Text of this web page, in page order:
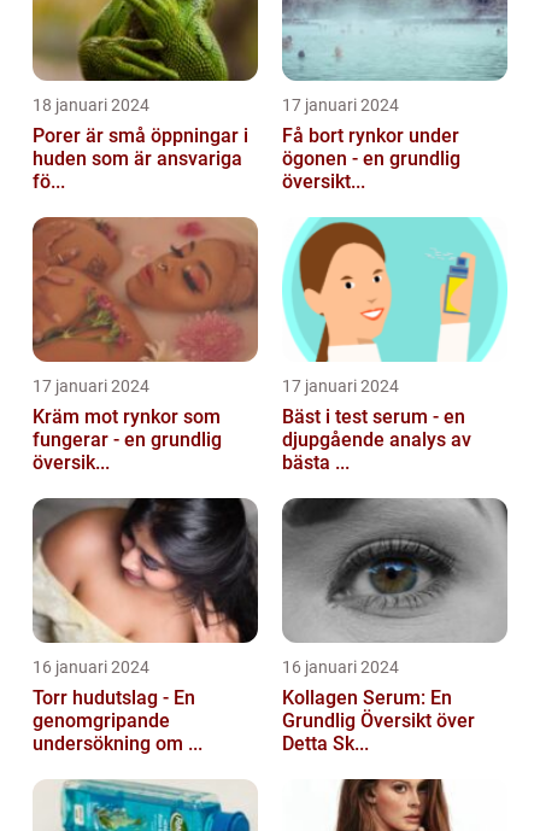
18 januari 2024
Porer är små öppningar i
huden som är ansvariga
fö...
17 januari 2024
Få bort rynkor under
ögonen - en grundlig
översikt...
17 januari 2024
Kräm mot rynkor som
fungerar - en grundlig
översik...
17 januari 2024
Bäst i test serum - en
djupgående analys av
bästa ...
16 januari 2024
Torr hudutslag - En
genomgripande
undersökning om ...
16 januari 2024
Kollagen Serum: En
Grundlig Översikt över
Detta Sk...